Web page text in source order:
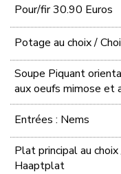
Pour/fir 30.90 Euros
Potage au choix /
Soupe Piquant
aux oeufs mimose et
Entrées : Nems
Plat principal au choix
Haaptplat